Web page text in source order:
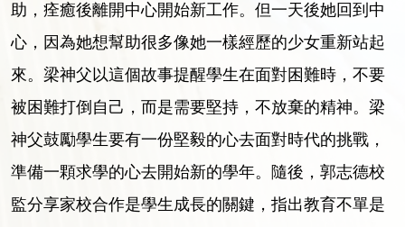
助，痊癒後離開中心開始新工作。但一天後她回到中
心，因為她想幫助很多像她一樣經歷的少女重新站起
來。梁神父以這個故事提醒學生在面對困難時，不要
被困難打倒自己，而是需要堅持，不放棄的精神。梁
神父鼓勵學生要有一份堅毅的心去面對時代的挑戰，
準備一顆求學的心去開始新的學年。隨後，郭志德校
監分享家校合作是學生成長的關鍵，指出教育不單是